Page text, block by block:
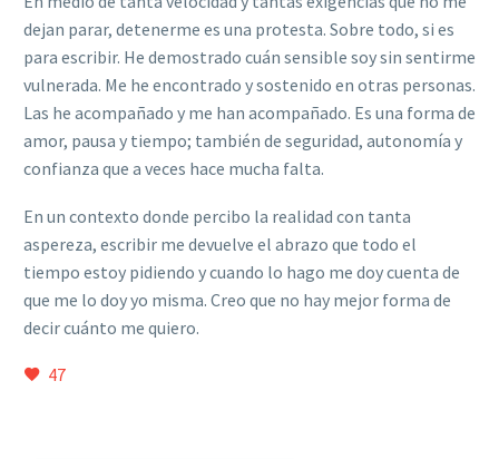
dejan parar, detenerme es una protesta. Sobre todo, si es
para escribir. He demostrado cuán sensible soy sin sentirme
vulnerada. Me he encontrado y sostenido en otras personas.
Las he acompañado y me han acompañado. Es una forma de
amor, pausa y tiempo; también de seguridad, autonomía y
confianza que a veces hace mucha falta.
En un contexto donde percibo la realidad con tanta
aspereza, escribir me devuelve el abrazo que todo el
tiempo estoy pidiendo y cuando lo hago me doy cuenta de
que me lo doy yo misma. Creo que no hay mejor forma de
decir cuánto me quiero.
47